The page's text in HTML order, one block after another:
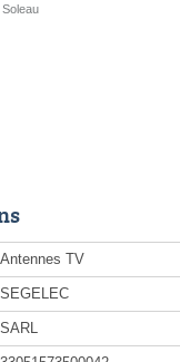
Antennes TV
SEGELEC
SARL